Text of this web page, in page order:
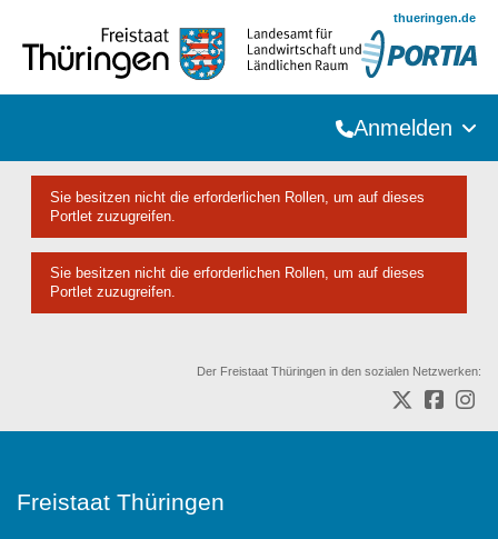
thueringen.de
Anmelden
Sie besitzen nicht die erforderlichen Rollen, um auf dieses
Portlet zuzugreifen.
Sie besitzen nicht die erforderlichen Rollen, um auf dieses
Portlet zuzugreifen.
Der Freistaat Thüringen in den sozialen Netzwerken:
Freistaat Thüringen